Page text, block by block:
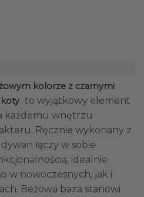
kolorze z czarnymi
to wyjątkowy element
każdemu wnętrzu
Ręcznie wykonany z
łączy w sobie
idealnie
w nowoczesnych, jak i
Beżowa baza stanowi